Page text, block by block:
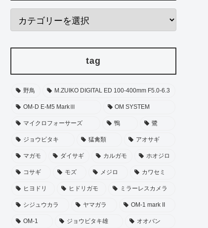
tag
野鳥 M.ZUIKO DIGITAL ED 100-400mm F5.0-6.3
OM-D E-M5 MarkⅢ OM SYSTEM
マイクロフォーサーズ 鴨 鷺
ジョウビタキ 猛禽類 アオサギ
マガモ ダイサギ カルガモ ホオジロ
コサギ モズ メジロ カワセミ
ヒヨドリ ヒドリガモ ミラーレスカメラ
シジュウカラ ヤマガラ OM-1 mark II
OM-1 ジョウビタキ雄 オオバン